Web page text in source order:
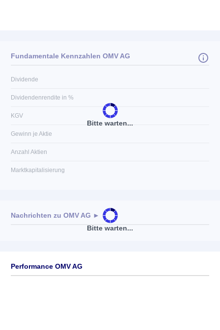
Bitte warten...
Fundamentale Kennzahlen OMV AG
Dividende
Dividendenrendite in %
KGV
Gewinn je Aktie
Anzahl Aktien
Marktkapitalisierung
Bitte warten...
Nachrichten zu OMV AG ►
Performance OMV AG